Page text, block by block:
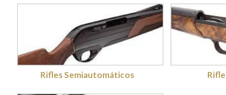
Rifles Semiautomáticos